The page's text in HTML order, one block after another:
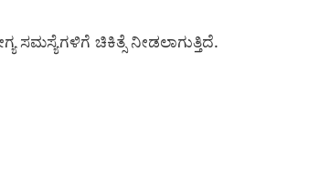
ಸಮಸ್ಯೆಗಳಿಗೆ ಚಿಕಿತ್ಸೆ ನೀಡಲಾಗುತ್ತಿದೆ.